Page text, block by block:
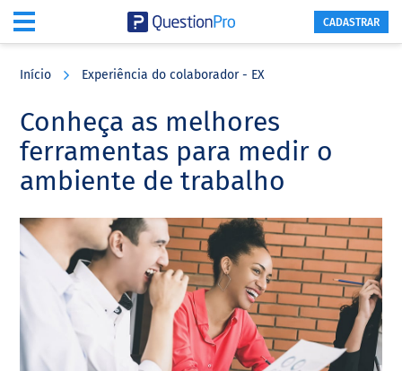
content
sidebar
CADASTRAR
Início Experiência do colaborador - EX
Conheça as melhores
ferramentas para medir o
ambiente de trabalho